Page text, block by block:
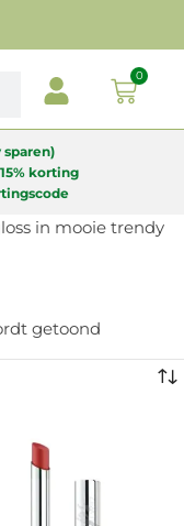
0
sparen)
korting
in mooie trendy
getoond